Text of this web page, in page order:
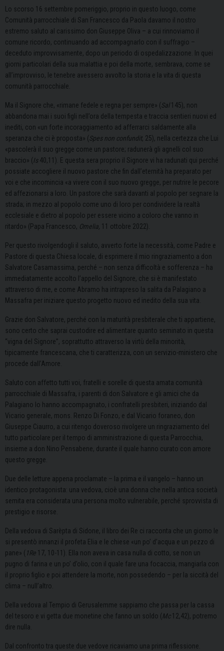
Lo scorso 16 settembre pomeriggio, proprio in questo luogo, come
Comunità parrocchiale di San Francesco da Paola davamo il nostro
estremo saluto al carissimo don Giuseppe Oliva – a cui rinnoviamo il
comune ricordo, continuando ad accompagnarlo con il suffragio –
deceduto improvvisamente, dopo un periodo di ospedalizzazione. In quei
giorni particolari della sua malattia e poi della morte, sembrava, come se
all’improvviso, le tenebre avessero avvolto la storia e la vita di questa
comunità parrocchiale.
Ma il Signore che, «rimane fedele e regna per sempre» (Sal145), non
abbandona mai i suoi figli nell’ora della tempesta e traccia sentieri nuovi ed
inediti, con «un forte incoraggiamento ad afferrarci saldamente alla
speranza che ci è proposta» (Spes non confundit, 25), nella certezza che Lui
«pascolerà il suo gregge come un pastore; radunerà gli agnelli col suo
braccio» (Is40,11). E questa sera proprio il Signore vi ha radunati qui perché
possiate accogliere il nuovo pastore che fin dall’eternità ha preparato per
voi e che incomincia «a vivere con il suo nuovo gregge, per nutrire le pecore
ed affezionarsi a loro. Un pastore che sarà davanti al popolo per segnare la
strada; in mezzo al popolo come uno di loro per condividere la realtà
ecclesiale e dietro al popolo per essere vicino a coloro che vanno in
ritardo» (Papa Francesco, Omelia, 11 ottobre 2022).
Per questo rivolgendogli il saluto, avverto forte la necessità, come Padre e
Pastore di questa Chiesa locale, di esprimere il mio ringraziamento a don
Salvatore Casamassima, perché – non senza difficoltà e sofferenza – ha
immediatamente accolto l’appello del Signore, che si è manifestato
attraverso di me, e come Abramo ha intrapreso la salita da Palagiano a
Massafra per iniziare questo progetto nuovo ed inedito della sua vita.
Grazie don Salvatore, perché con la maturità presbiterale che ti appartiene,
sono certo che saprai custodire ed alimentare quanto seminato in questa
“vigna del Signore”, soprattutto attraverso la virtù della minorità,
tipicamente francescana, che ti caratterizza, con un servizio-ministero che
procede dall’Amore.
Saluto con affetto tutti voi, fratelli e sorelle di questa amata comunità
parrocchiale di Massafra, i parenti di don Salvatore e gli amici che da
Palagiano lo hanno accompagnato, i confratelli presbiteri, iniziando dal
Vicario generale, mons. Renzo Di Fonzo, e dal Vicario foraneo, don
Giuseppe Ciaurro, a cui ritengo doveroso rivolgere un ringraziamento del
tutto particolare per il tempo di amministrazione di questa Parrocchia,
insieme a don Nino Pensabene, durante il quale hanno curato con amore
questo gregge.
Due delle letture appena proclamate – la prima e il vangelo – hanno un
identico protagonista: una vedova, cioè una donna che nella antica società
semita era considerata una persona molto vulnerabile, perché sprovvista di
prestigio e risorse.
Della vedova di Sarèpta di Sidone, il libro dei Re ci racconta che un giorno le
si presentò innanzi il profeta Elia e le chiese «un po’ d’acqua e un pezzo di
pane» ( 1Re 17, 10-11). Ella non aveva in casa nulla di cotto, se non un
pugno di farina e un po’ d’olio, con il quale fare una focaccia, mangiarla con
il proprio figlio e poi attendere la morte, non possedendo – per la siccità del
clima – null’altro.
Della vedova al Tempio di Gerusalemme sappiamo che passa per la cassa
del tesoro e vi getta due monetine che fanno un soldo (Mc12,42), potremo
dire nulla.
Dal confronto tra queste due vedove ricaviamo una prima riflessione.